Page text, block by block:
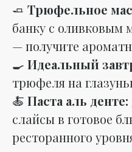
🧈 Трюфельное
банку с оливковым
— получите
🍳 Идеальный
трюфеля на
🍝 Паста аль денте:
слайсы в готовое
ресторанного